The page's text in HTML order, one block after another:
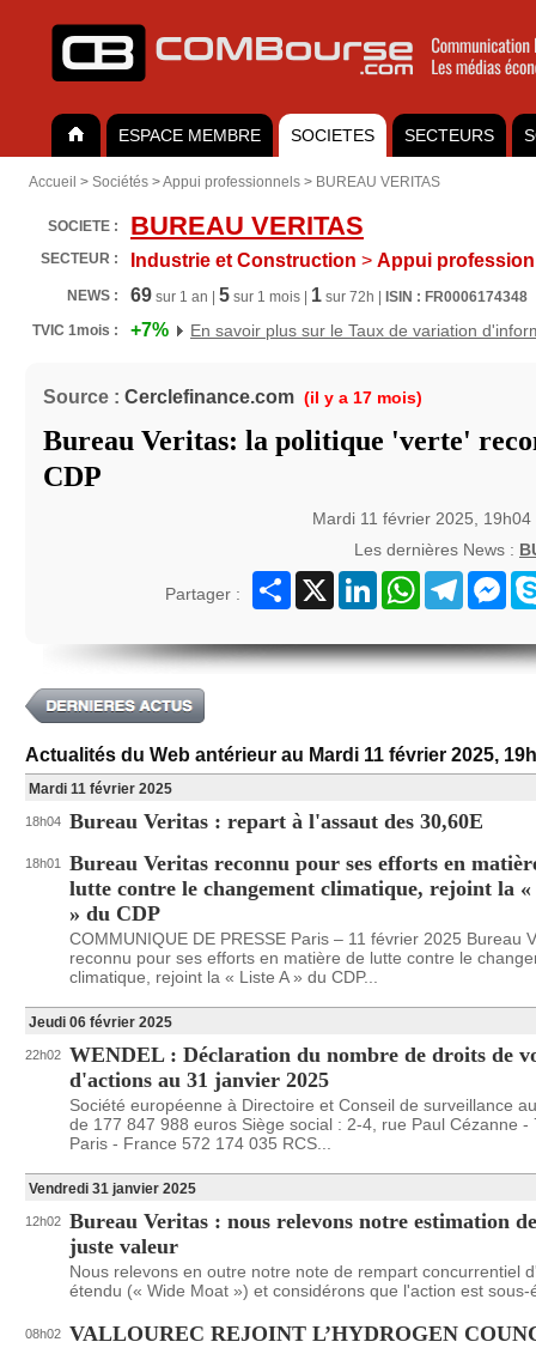
ESPACE MEMBRE SOCIETES SECTEURS
Accueil > Sociétés >Appui professionnels > BUREAU VERITAS
SOCIETE : BUREAU VERITAS
SECTEUR : Industrie et Construction > Appui
NEWS : 69 sur 1 an | 5 sur 1 mois | 1 sur 72h |
ISIN : FR0006174348
TVIC 1mois :
+7% En savoir plus sur le Taux de variation
Source : Cerclefinance.com (il y a 17 mois)
Bureau Veritas: la politique 'verte'
CDP
Mardi 11 février 2025,
Les dernières News :
Partager :
Partager
X LinkedInWhatsAppTelegram
Actualités du Web antérieur au Mardi 11 février 2025,
Mardi 11 février 2025
18h04 Bureau Veritas : repart à l'assaut des 30,60E
18h01
Bureau Veritas reconnu pour ses efforts en
lutte contre le changement climatique, rejoint la
» du CDP
COMMUNIQUE DE PRESSE Paris – 11 février 2025 Bureau
reconnu pour ses efforts en matière de lutte contre le
climatique, rejoint la « Liste A » du CDP...
Jeudi 06 février 2025
22h02 WENDEL : Déclaration du nombre de droits de
d'actions au 31 janvier 2025
Société européenne à Directoire et Conseil de surveillance
de 177 847 988 euros Siège social : 2-4, rue Paul Cézanne -
Paris - France 572 174 035 RCS...
Vendredi 31 janvier 2025
12h02 Bureau Veritas : nous relevons notre estimation
juste valeur
Nous relevons en outre notre note de rempart concurrentiel
étendu (« Wide Moat ») et considérons que l'action est sous-
08h02 VALLOUREC REJOINT L’HYDROGEN